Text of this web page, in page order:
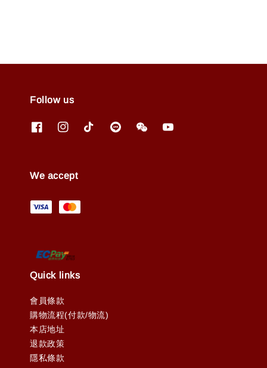
Follow us
We accept
Quick links
會員條款
購物流程(付款/物流)
本店地址
退款政策
隱私條款